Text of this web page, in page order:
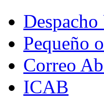
Pequeño
Correo
ICAB